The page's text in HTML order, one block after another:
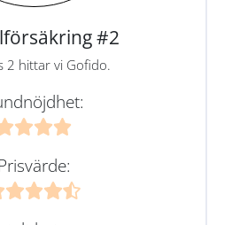
#2
2 hittar vi Gofido.
Prisvärde: